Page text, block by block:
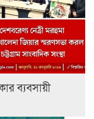
ব্যবসায়ী